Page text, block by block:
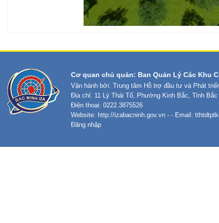
Cơ quan chủ quản: Ban Quản Lý Các Khu
Vận hành bởi: Trung tâm Hỗ trợ đầu tư và Phát
Địa chỉ: 11 Lý Thái Tổ, Phường Kinh Bắc, Tỉnh Bắc
Điện thoại: 0222.3875526
Website: http://izabacninh.gov.vn - - Email:
Đăng nhập